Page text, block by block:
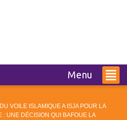
Menu
VOILE ISLAMIQUE A ISJA POUR LA
: UNE DÉCISION QUI BAFOUE LA